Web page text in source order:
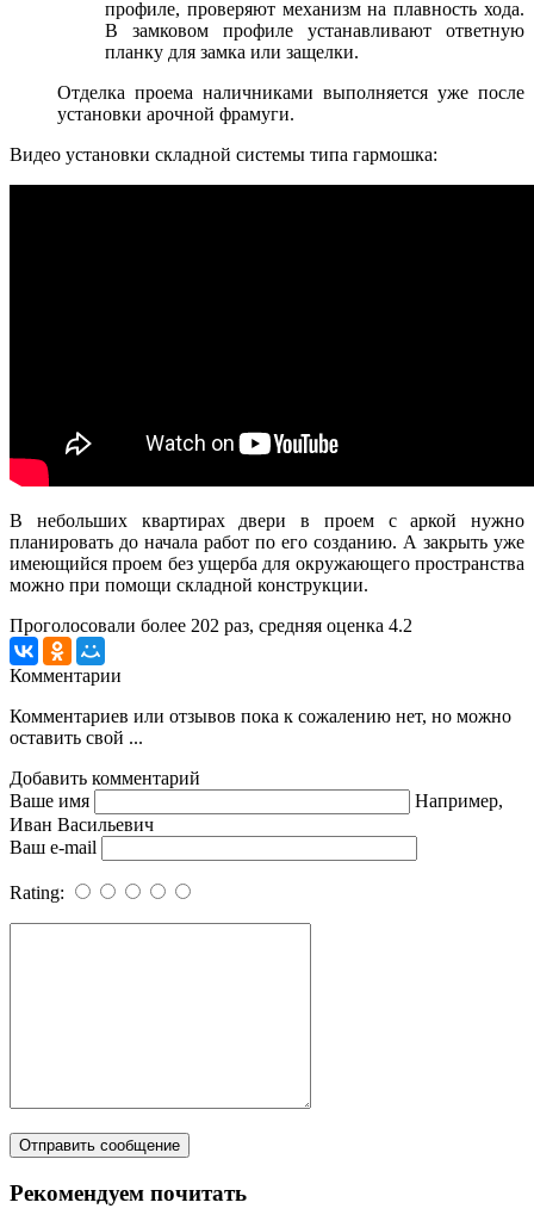
профиле, проверяют механизм на плавность хода.
В замковом профиле устанавливают ответную
планку для замка или защелки.
Отделка проема наличниками выполняется уже после
установки арочной фрамуги.
Видео установки складной системы типа гармошка:
В небольших квартирах двери в проем с аркой нужно
планировать до начала работ по его созданию. А закрыть уже
имеющийся проем без ущерба для окружающего пространства
можно при помощи складной конструкции.
Проголосовали более 202 раз, средняя оценка 4.2
Комментарии
Комментариев или отзывов пока к сожалению нет, но можно
оставить свой ...
Добавить комментарий
Ваше имя
Например,
Иван Васильевич
Ваш e-mail
Rating:
Рекомендуем почитать